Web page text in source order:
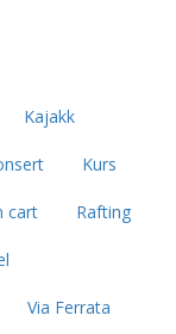
Kajakk
Kurs
cart Rafting
Via Ferrata